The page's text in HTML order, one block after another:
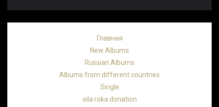
Главная
New Albums
Russian Albums
Albums from different countries
Single
sila roka donation